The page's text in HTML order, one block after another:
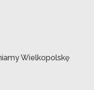
Wielkopolskę